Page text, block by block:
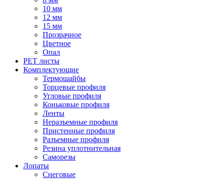
10 мм
12 мм
15 мм
Прозрачное
Цветное
Опал
PET листы
Комплектующие
Термошайбы
Торцевые профиля
Угловые профиля
Коньковые профиля
Ленты
Неразъемные профиля
Пристенные профиля
Разъемные профиля
Резина уплотнительная
Саморезы
Лопаты
Снеговые